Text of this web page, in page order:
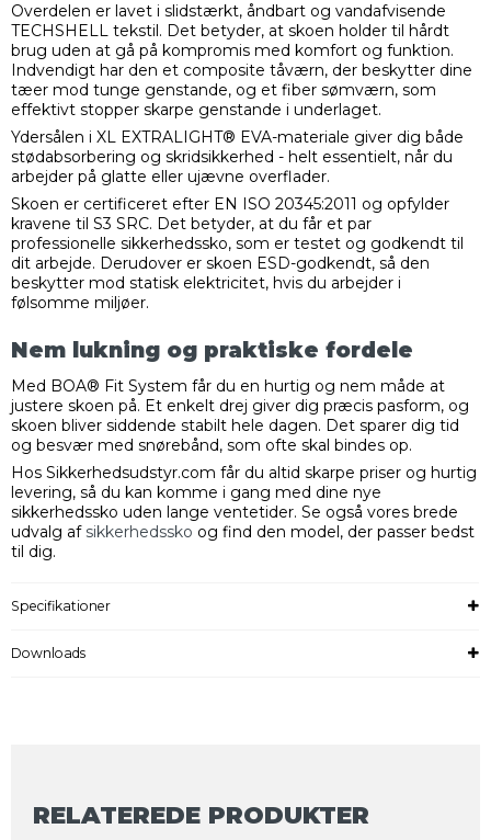
Overdelen er lavet i slidstærkt, åndbart og vandafvisende
TECHSHELL tekstil. Det betyder, at skoen holder til hårdt
brug uden at gå på kompromis med komfort og funktion.
Indvendigt har den et composite tåværn, der beskytter dine
tæer mod tunge genstande, og et fiber sømværn, som
effektivt stopper skarpe genstande i underlaget.
Ydersålen i XL EXTRALIGHT® EVA-materiale giver dig både
stødabsorbering og skridsikkerhed - helt essentielt, når du
arbejder på glatte eller ujævne overflader.
Skoen er certificeret efter EN ISO 20345:2011 og opfylder
kravene til S3 SRC. Det betyder, at du får et par
professionelle sikkerhedssko, som er testet og godkendt til
dit arbejde. Derudover er skoen ESD-godkendt, så den
beskytter mod statisk elektricitet, hvis du arbejder i
følsomme miljøer.
Nem lukning og praktiske fordele
Med BOA® Fit System får du en hurtig og nem måde at
justere skoen på. Et enkelt drej giver dig præcis pasform, og
skoen bliver siddende stabilt hele dagen. Det sparer dig tid
og besvær med snørebånd, som ofte skal bindes op.
Hos Sikkerhedsudstyr.com får du altid skarpe priser og hurtig
levering, så du kan komme i gang med dine nye
sikkerhedssko uden lange ventetider. Se også vores brede
udvalg af sikkerhedssko og find den model, der passer bedst
til dig.
Specifikationer
Downloads
RELATEREDE PRODUKTER